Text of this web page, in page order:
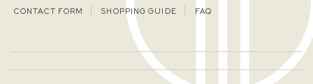
CONTACT FORM SHOPPING GUIDE FAQ